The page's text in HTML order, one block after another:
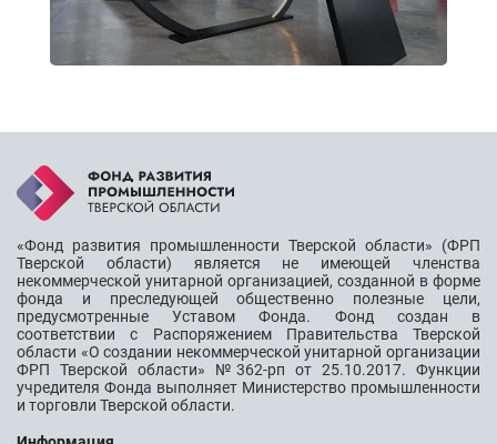
«Фонд развития промышленности Тверской области» (ФРП
Тверской области) является не имеющей членства
некоммерческой унитарной организацией, созданной в форме
фонда и преследующей общественно полезные цели,
предусмотренные Уставом Фонда. Фонд создан в
соответствии с Распоряжением Правительства Тверской
области «О создании некоммерческой унитарной организации
ФРП Тверской области» №362-рп от 25.10.2017. Функции
учредителя Фонда выполняет Министерство промышленности
и торговли Тверской области.